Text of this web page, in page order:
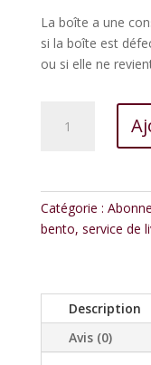
La boîte a une
si la boîte est
ou si elle ne
L'abonnement
Bento
livrés
à
de
travail
Catégorie :
bento, service de
Description
Avis (0)